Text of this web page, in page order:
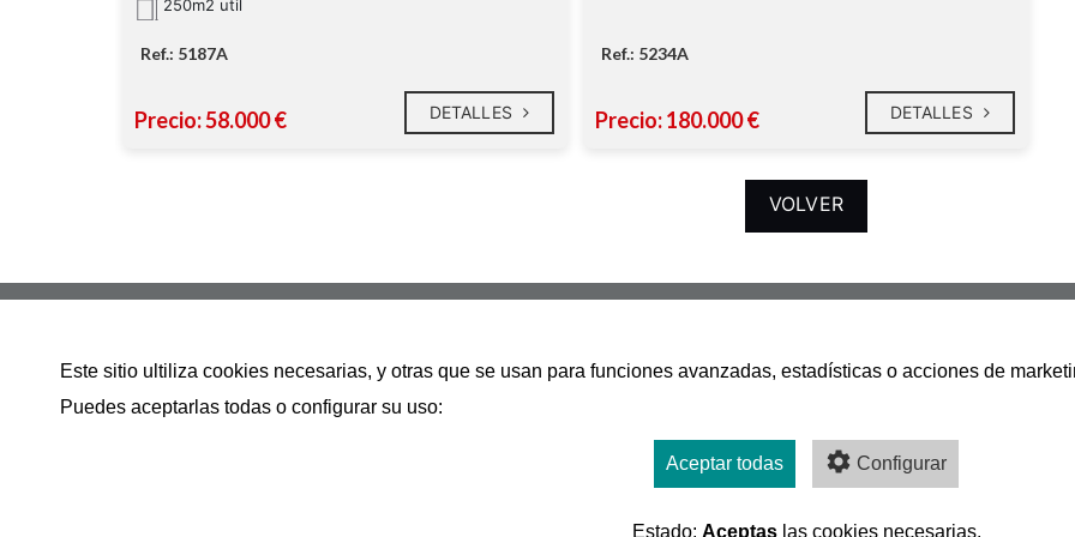
Este sitio ultiliza cookies necesarias, y otras que se usan para funciones avanzadas, estadísticas o acciones de
Puedes aceptarlas todas o configurar su uso:
Aceptar todas Configurar
Estado: Aceptaslas cookies necesarias.
250m2 util
Ref.: 5187A
Precio: 58.000 € DETALLES
Ref.: 5234A
Precio: 180.000 € DETALLES
VOLVER
942286783